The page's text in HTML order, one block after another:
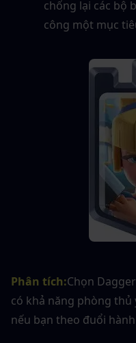
chống lại các bộ
công một mục
Phân tích:Chọn
có khả năng phòng thủ
nếu bạn theo đuổi